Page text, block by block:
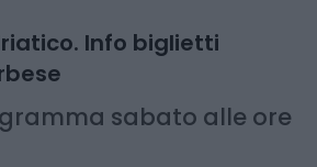
Info biglietti
sabato alle ore